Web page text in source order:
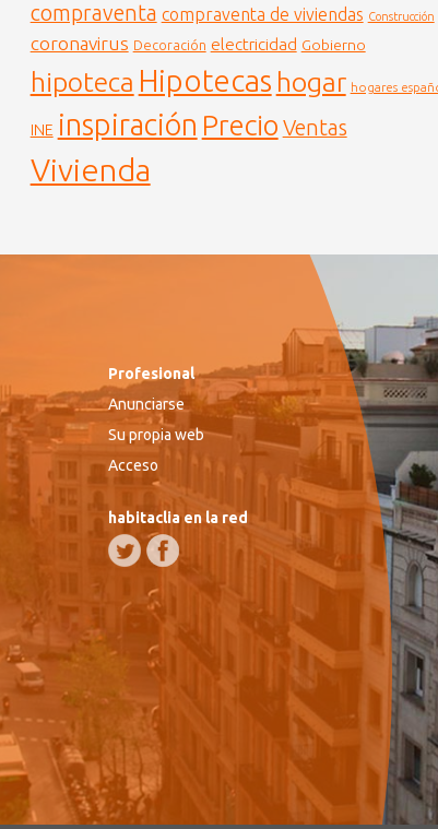
compraventa compraventa de viviendas Construcción
coronavirus Decoración electricidad Gobierno
hipoteca Hipotecas hogar hogares
INE inspiración Precio Ventas
Vivienda
Profesional
Anunciarse
Su propia web
Acceso
habitaclia en la red